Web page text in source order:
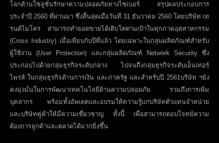
โลกด้านโซลูชั่นรักษาความปลอดภัยทางไซเบอร์ สรุปผลประกอบการ
ประจำปี 2560 ที่ผ่านมา ซึ่งสิ้นสุดเมื่อวันที่ 31 ธันวาคม 2560 โดยบริษัท เท
รนด์ไมโคร สามารถทำยอดขายได้เติบโตตามเป้าในทุกภาคอุตสาหกรรม
(Cross Industry) เมื่อเทียบกับปีที่แล้ว โดยเฉพาะในกลุ่มผลิตภัณฑ์สำหรับ
ผู้ใช้งาน (User Protection) และกลุ่มผลิตภัณฑ์ Network Securityซึ่ง
ประกอบไปด้วยกลุ่มธุรกิจระดับกลาง ไปจนถึงกลุ่มธุรกิจระดับเอ็นเทอร์
ไพรส์ ในกลุ่มธุรกิจด้านการเงิน และภาครัฐ และสำหรับปี 2561บริษัท ฯยัง
คงมุ่งมั่นในการพัฒนาเทคโนโลยีด้านความปลอดภัย รวมถึงการเพิ่ม
บุคลากร พร้อมทั้งอัพเดตและอบรมให้ความรู้แก่บริษัทตัวแทนจำหน่าย
และบริษัทคู่ค้าให้มีความเชี่ยวชาญ ทั้งนี้ เพื่อสามารถตอบโจทย์ความ
ต้องการลูกค้าและตลาดได้มากยิ่งขึ้น